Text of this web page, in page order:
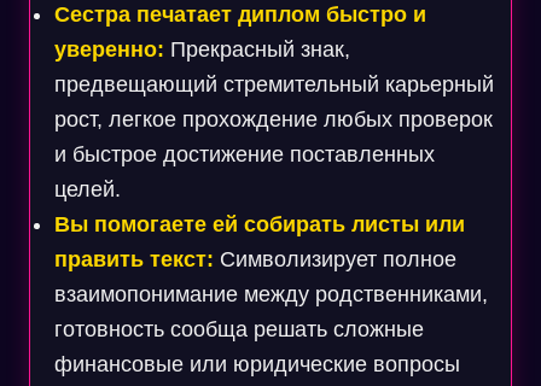
Сестра печатает диплом быстро и
уверенно: Прекрасный знак,
предвещающий стремительный карьерный
рост, легкое прохождение любых проверок
и быстрое достижение поставленных
целей.
Вы помогаете ей собирать листы или
править текст: Символизирует полное
взаимопонимание между родственниками,
готовность сообща решать сложные
финансовые или юридические вопросы